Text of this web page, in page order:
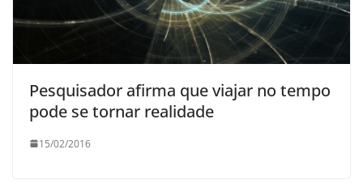
Pesquisador afirma que viajar no tempo
pode se tornar realidade
15/02/2016